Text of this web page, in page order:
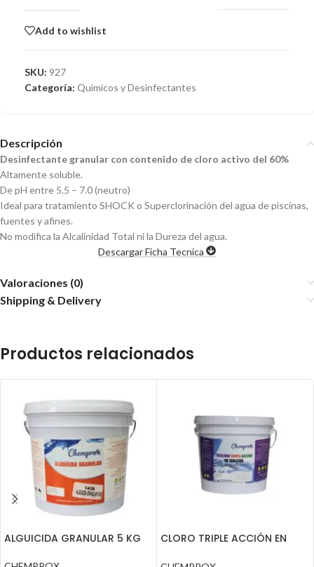
Add to wishlist
SKU: 927
Categoría: Químicos y Desinfectantes
Descripción
Desinfectante granular con contenido de cloro activo del 60%
Altamente soluble.
De pH entre 5.5 – 7.0 (neutro)
Ideal para tratamiento SHOCK o Superclorinación del agua de piscinas,
fuentes y afines.
No modifica la Alcalinidad Total ni la Dureza del agua.
Descargar Ficha Tecnica
Valoraciones (0)
Shipping & Delivery
Productos relacionados
ALGUICIDA GRANULAR 5 KG
CLORO TRIPLE ACCIÓN EN